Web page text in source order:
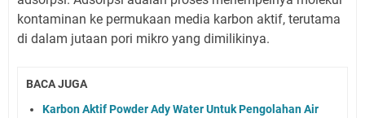
kontaminan ke permukaan media karbon aktif, terutama
di dalam jutaan pori mikro yang dimilikinya.
BACA JUGA
Karbon Aktif Powder Ady Water Untuk Pengolahan Air